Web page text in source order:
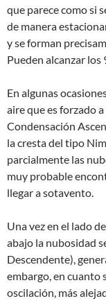
que parece como si
de manera
y se forman
Pueden alcanzar los
En algunas
aire que es forzado
Condensación
la cresta del tipo
parcialmente las
muy probable
llegar a sotavento.
Una vez en el lado
abajo la nubosidad
Descendente),
embargo, en cuanto
oscilación, más